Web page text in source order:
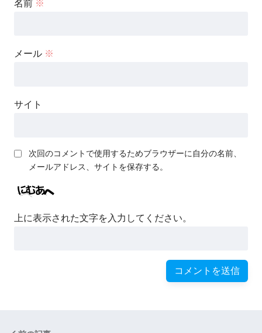
名前 ※
メール ※
サイト
次回のコメントで使用するためブラウザーに自分の名前、
メールアドレス、サイトを保存する。
上に表示された文字を入力してください。